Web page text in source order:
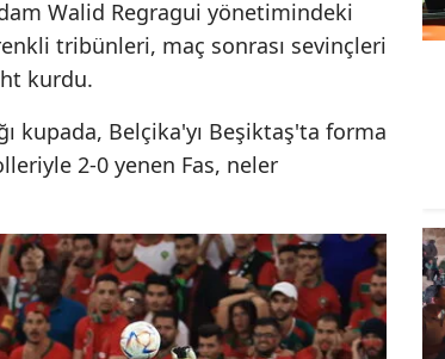
Giresun
Hakkari
Hatay
Mersin
İstanbul
Walid Regragui yönetimindeki
tribünleri, maç sonrası sevinçleri
kurdu.
kupada, Belçika'yı Beşiktaş'ta forma
2-0 yenen Fas, neler